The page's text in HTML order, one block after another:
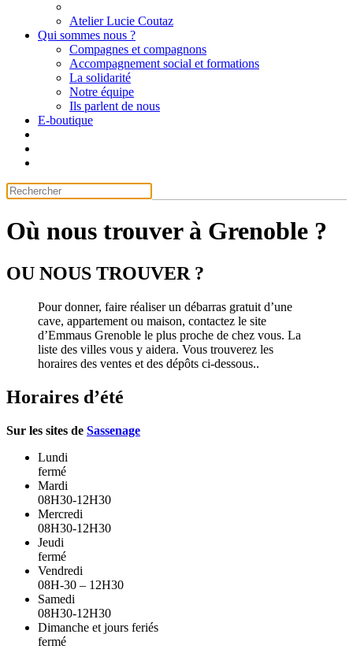
Atelier Lucie Coutaz
Qui sommes nous ?
Compagnes et compagnons
Accompagnement social et formations
La solidarité
Notre équipe
Ils parlent de nous
E-boutique
Où nous trouver à Grenoble ?
OU NOUS TROUVER ?
Pour donner, faire réaliser un débarras gratuit d’une
cave, appartement ou maison, contactez le site
d’Emmaus Grenoble le plus proche de chez vous. La
liste des villes vous y aidera. Vous trouverez les
horaires des ventes et des dépôts ci-dessous..
Horaires d’été
Sur les sites de Sassenage
Lundi
fermé
Mardi
08H30-12H30
Mercredi
08H30-12H30
Jeudi
fermé
Vendredi
08H-30 – 12H30
Samedi
08H30-12H30
Dimanche et jours feriés
fermé